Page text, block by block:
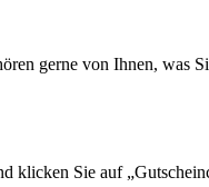
gerne von Ihnen, was
klicken Sie auf